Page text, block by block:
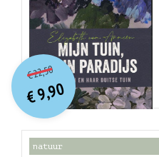
€22,50O
orspr
onkelijke
prijs
was:
€ 22,50.
€9,90
Huidige
prijs
is:
€ 9,90.
natuur